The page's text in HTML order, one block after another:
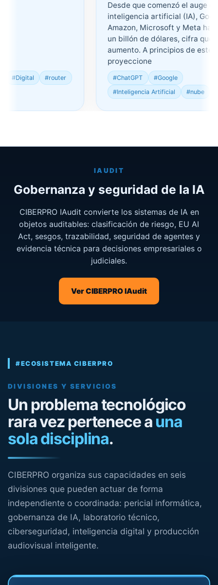
#router
Desde que comenzó el auge de la
inteligencia artificial (IA), Google,
Amazon, Microsoft y Meta han
un billón de dólares, cifra que
aumento. A principios de este año,
proyeccione
#ChatGPT
#Google
#Inteligencia Artificial
#nube
IAUDIT
Gobernanza y seguridad de la IA
CIBERPRO IAudit convierte los sistemas de IA en
objetos auditables: clasificación de riesgo, EU AI
Act, sesgos, trazabilidad, seguridad de agentes y
evidencia técnica para decisiones empresariales o
judiciales.
Ver CIBERPRO IAudit
#ECOSISTEMA CIBERPRO
DIVISIONES Y SERVICIOS
Un problema tecnológico
rara vez pertenece a una
sola disciplina.
CIBERPRO organiza sus capacidades en seis
divisiones que pueden actuar de forma
independiente o coordinada: pericial informática,
gobernanza de IA, laboratorio técnico,
ciberseguridad, inteligencia digital y producción
audiovisual inteligente.